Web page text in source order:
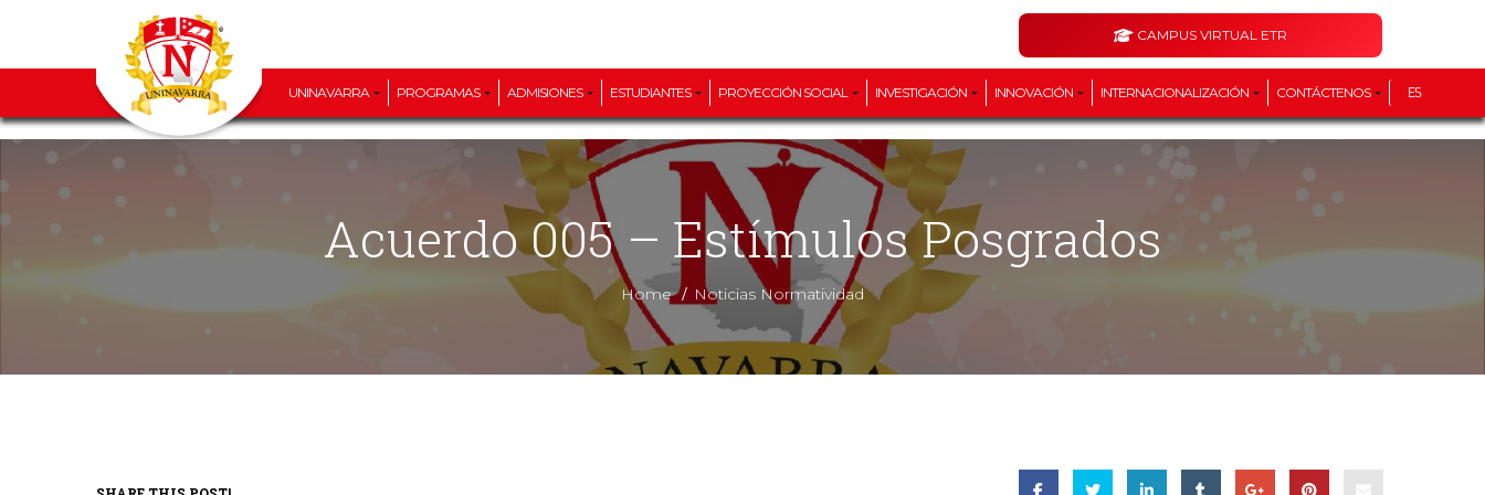
CAMPUS VIRTUAL ETR
UNINAVARRA PROGRAMAS ADMISIONES ESTUDIANTES PROYECCIÓN SOCIAL INVESTIGACIÓN INNOVACIÓN INTERNACIONALIZACIÓN CONTÁCTENOS ES
Acuerdo 005 – Estímulos Posgrados
Home/ Noticias Normatividad